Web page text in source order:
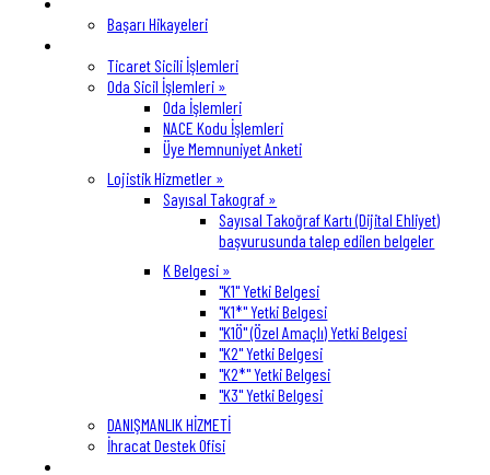
Başarı Hikayeleri
Ticaret Sicili İşlemleri
Oda Sicil İşlemleri »
Oda İşlemleri
NACE Kodu İşlemleri
Üye Memnuniyet Anketi
Lojistik Hizmetler »
Sayısal Takograf »
Sayısal Takoğraf Kartı (Dijital Ehliyet)
başvurusunda talep edilen belgeler
K Belgesi »
"K1" Yetki Belgesi
"K1*" Yetki Belgesi
"K1Ö" (Özel Amaçlı) Yetki Belgesi
"K2" Yetki Belgesi
"K2*" Yetki Belgesi
"K3" Yetki Belgesi
DANIŞMANLIK HİZMETİ
İhracat Destek Ofisi